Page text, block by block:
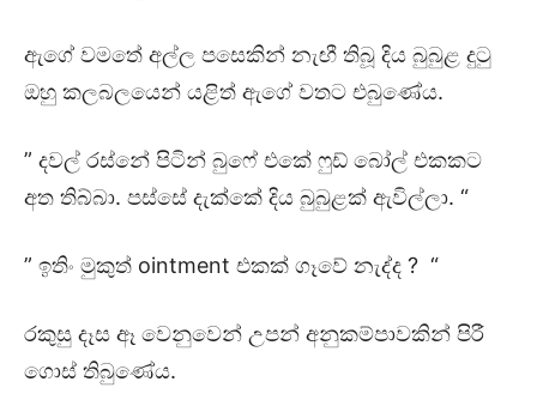
ඇගේ වමතේ අල්ල පසෙකින් නැඟී තිබූ දිය බුබුළ දුටු
ඔහු කලබලයෙන් යළිත් ඇගේ වතට එබුණේය.
” දවල් රස්නේ පිටින් බුෆේ එකේ ෆුඩ් බෝල් එකකට
අත තිබ්බා. පස්සේ දැක්කේ දිය බුබුළක් ඇවිල්ලා. “
” ඉතිං මුකුත් ointment එකක් ගෑවේ නැද්ද ? “
රකුසු දෑස ඈ වෙනුවෙන් උපන් අනුකම්පාවකින් පිරී
ගොස් තිබුණේය.